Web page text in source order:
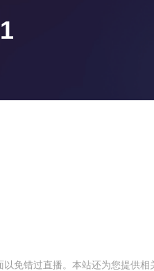
1
免错过直播。本站还为您提供